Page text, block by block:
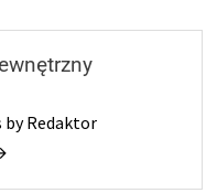
by Redaktor